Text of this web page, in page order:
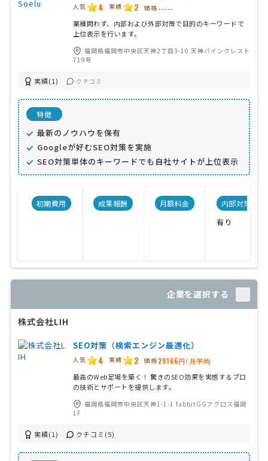
人気 4 実績 2 価格 -----
業種問わず、内部および外部対策で目的のキーワードで
上位表示を行います。
福岡県福岡市中央区天神2丁目3-10 天神パインクレスト
719号
実績(1) クチコミ
特徴
最新のノウハウを保有
Googleが好むSEO対策を実施
SEO対策単体のキーワードでも自社サイトが上位表示
初期費用 成果報酬 月額料金
内部対策
有り
企業を選択する
株式会社LIH
SEO対策（検索エンジン最適化）
人気 4 実績 2 価格 29166円/月平均
最高のWeb足場を築く！ 驚きのSEO効果を実感するプロ
の技術とサポートを提供します。
福岡県福岡市中央区天神1-1-1 fabbitGGアクロス福岡
1F
実績(1) クチコミ(5)